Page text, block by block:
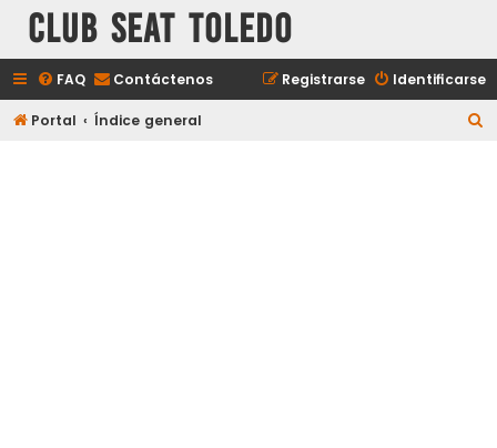
Club Seat Toledo
FAQ Contáctenos Identificarse
Registrarse
Portal Índice general